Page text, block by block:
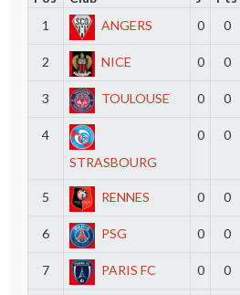
1
ANGERS 0 0
2 NICE 0 0
3 TOULOUSE 0 0
4
STRASBOURG
0 0
5 RENNES 0 0
6 PSG 0 0
7 PARIS FC 0 0